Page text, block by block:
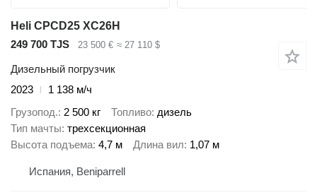
Heli CPCD25 XC26H
249 700 TJS
23 500 € ≈ 27 110 $
Дизельный погрузчик
2023
1 138 м/ч
Грузопод. 2 500 кг Топливо дизель
Тип мачты трехсекционная
Высота подъема 4,7 м Длина вил 1,07 м
Испания, Beniparrell